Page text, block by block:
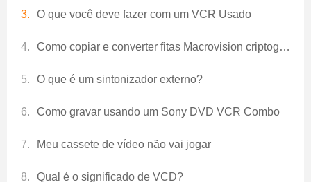
O que você deve fazer com um VCR Usado
Como copiar e converter fitas Macrovision criptografados VHS para DVD
O que é um sintonizador externo?
Como gravar usando um Sony DVD VCR Combo
Meu cassete de vídeo não vai jogar
Qual é o significado de VCD?